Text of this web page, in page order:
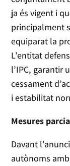
ja és vigent i
principalment
equiparat la
L’entitat
l’IPC, garantir
cessament
i estabilitat
Mesures
Davant
autònoms